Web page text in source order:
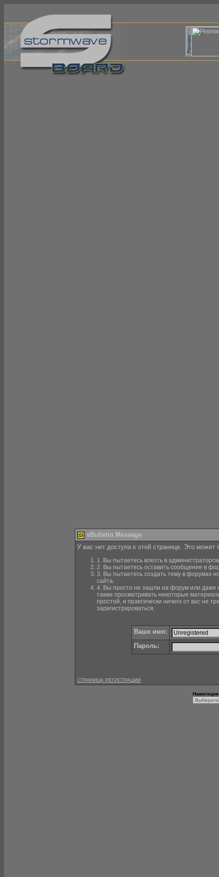
vBulletin Message
У вас нет доступа к этой странице. Это
1. Вы пытаетесь влезть в
2. Вы пытаетесь оставить сообщение в
3. Вы пытаетесь создать тему в форумах
сайта.
4. Вы просто не зашли на форум или даже
также просматривать некоторые
простой, и практически ничего от вас не
зарегистрироваться.
Ваше имя:
Пароль:
СТРАНИЦА РЕГИСТРАЦИИ